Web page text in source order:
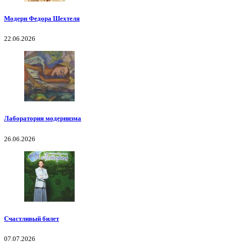
Модерн Федора Шехтеля
22.06.2026
Лаборатория модернизма
26.06.2026
Счастливый билет
07.07.2026